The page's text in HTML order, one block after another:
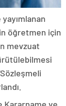
öğretmen için
mevzuat